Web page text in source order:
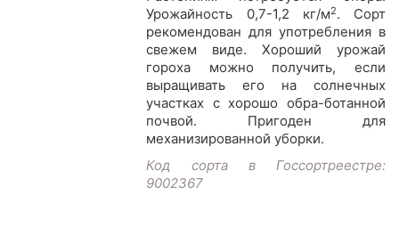
Урожайность 0,7-1,2 кг/м2. Сорт
рекомендован для употребления в
свежем виде. Хороший урожай
гороха можно получить, если
выращивать его на солнечных
участках с хорошо обра-ботанной
почвой. Пригоден для
механизированной уборки.
Код сорта в Госсортреестре:
9002367